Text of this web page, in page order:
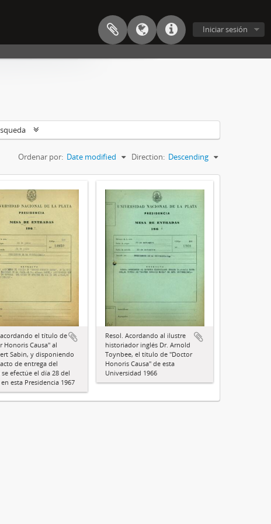
Iniciar sesión
Ordenar por: Date modified Direction: Descending
el título de
Honoris Causa" al
Sabin, y disponiendo
de entrega del
efectúe el día 28 del
esta Presidencia 1967
Resol. Acordando al ilustre
historiador inglés Dr. Arnold
Toynbee, el título de "Doctor
Honoris Causa" de esta
Universidad 1966